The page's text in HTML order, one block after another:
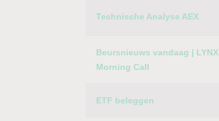
Technische Analyse AEX
Beursnieuws vandaag | LYNX
Morning Call
ETF beleggen